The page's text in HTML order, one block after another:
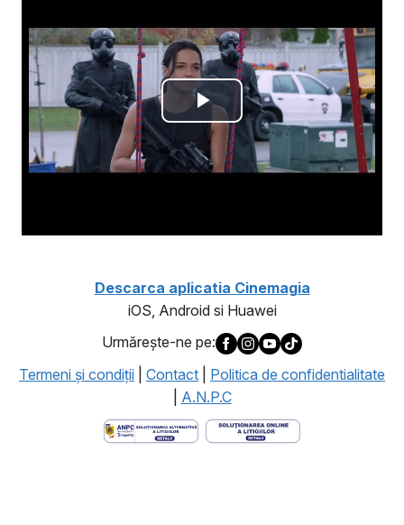
Descarca aplicatia Cinemagia
iOS, Android si Huawei
Urmăreşte-ne pe:
Termeni şi condiţii
Contact
Politica de confidentialitate
A.N.P.C